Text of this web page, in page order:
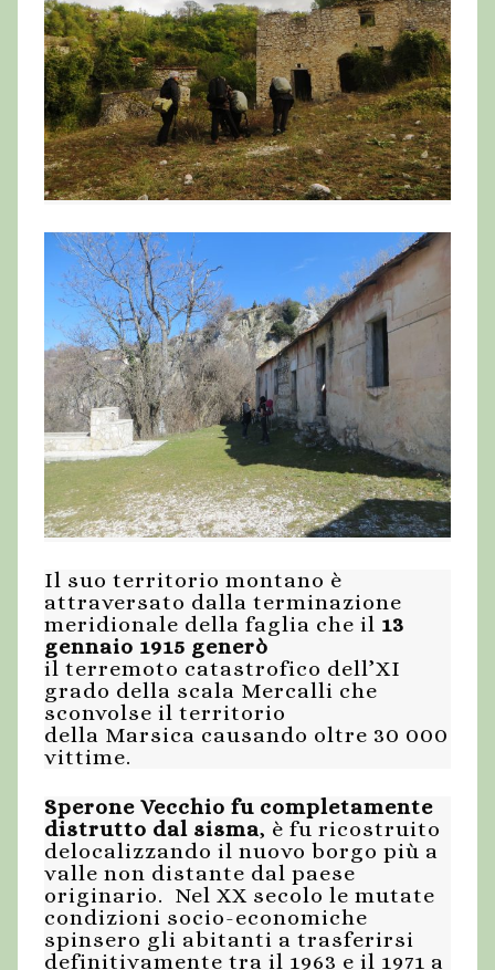
Il suo territorio montano è
attraversato dalla terminazione
meridionale della faglia che il 13
gennaio 1915 generò
il terremoto catastrofico dell’XI
grado della scala Mercalli che
sconvolse il territorio
della Marsica causando oltre 30 000
vittime.
Sperone Vecchio fu completamente
distrutto dal sisma, è fu ricostruito
delocalizzando il nuovo borgo più a
valle non distante dal paese
originario. Nel XX secolo le mutate
condizioni socio-economiche
spinsero gli abitanti a trasferirsi
definitivamente tra il 1963 e il 1971 a